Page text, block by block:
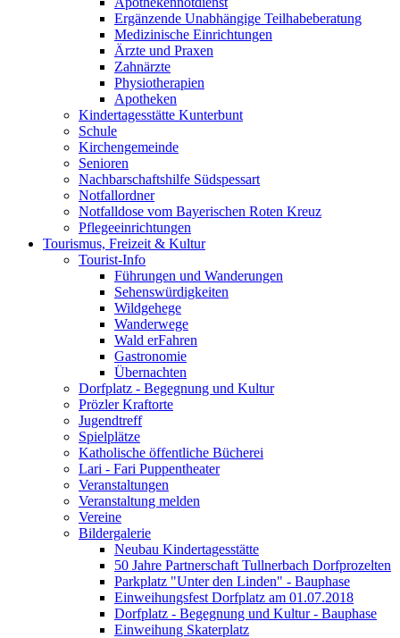
Ergänzende Unabhängige Teilhabeberatung
Medizinische Einrichtungen
Ärzte und Praxen
Zahnärzte
Physiotherapien
Apotheken
Kindertagesstätte Kunterbunt
Schule
Kirchengemeinde
Senioren
Nachbarschaftshilfe Südspessart
Notfallordner
Notfalldose vom Bayerischen Roten Kreuz
Pflegeeinrichtungen
Tourismus, Freizeit & Kultur
Tourist-Info
Führungen und Wanderungen
Sehenswürdigkeiten
Wildgehege
Wanderwege
Wald erFahren
Gastronomie
Übernachten
Dorfplatz - Begegnung und Kultur
Prözler Kraftorte
Jugendtreff
Spielplätze
Katholische öffentliche Bücherei
Lari - Fari Puppentheater
Veranstaltungen
Veranstaltung melden
Vereine
Bildergalerie
Neubau Kindertagesstätte
50 Jahre Partnerschaft Tullnerbach Dorfprozelten
Parkplatz "Unter den Linden" - Bauphase
Einweihungsfest Dorfplatz am 01.07.2018
Dorfplatz - Begegnung und Kultur - Bauphase
Einweihung Skaterplatz